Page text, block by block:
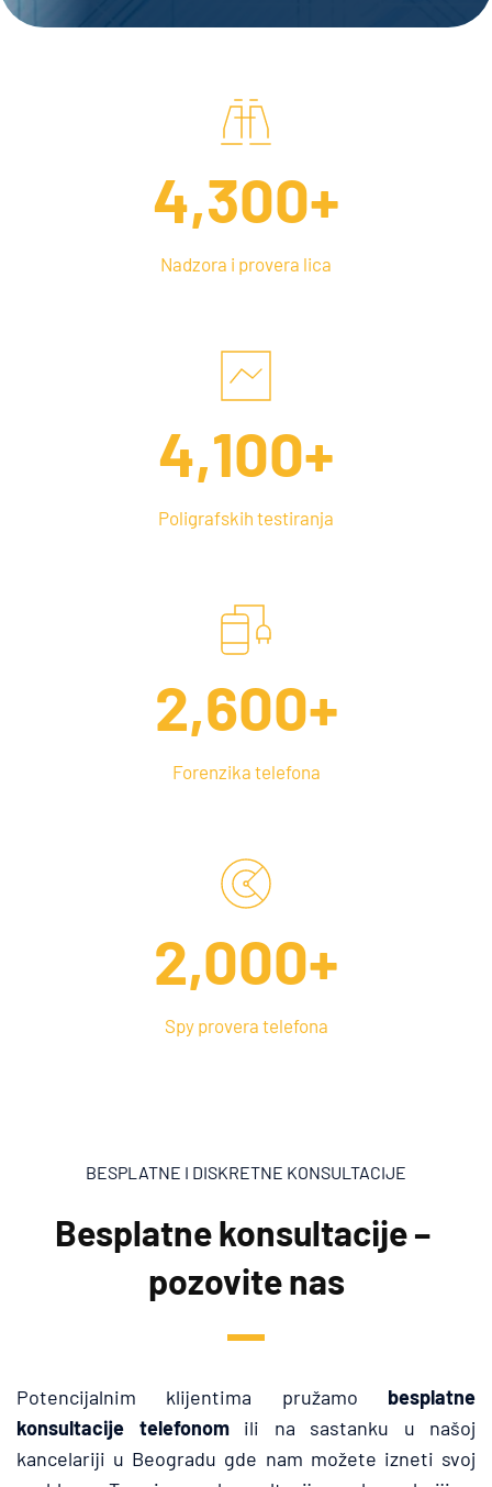
4,300+
Nadzora i provera lica
4,100+
Poligrafskih testiranja
2,600+
Forenzika telefona
2,000+
Spy provera telefona
BESPLATNE I DISKRETNE KONSULTACIJE
Besplatne konsultacije –
pozovite nas
Potencijalnim klijentima pružamo besplatne
konsultacije telefonom ili na sastanku u našoj
kancelariji u Beogradu gde nam možete izneti svoj